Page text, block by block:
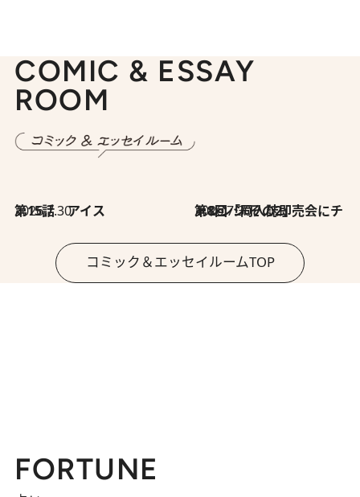
COMIC & ESSAY
ROOM
2026.7.30
第15話 アイス 2026.7.30
第8回「同人誌即売会にチャレンジ その2」
コミック＆エッセイルームTOP
FORTUNE